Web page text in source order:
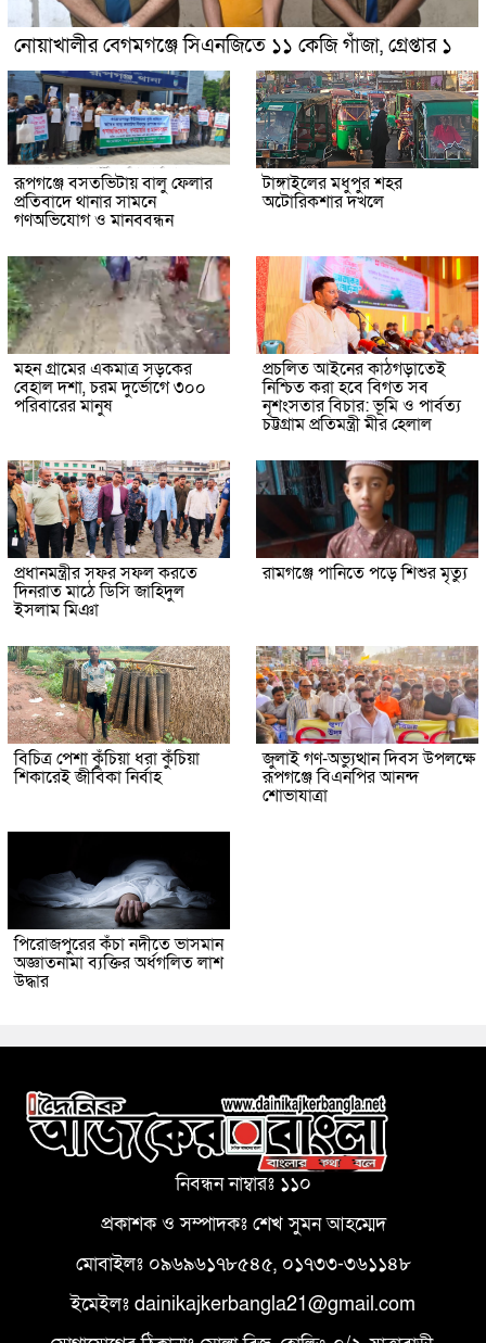
নোয়াখালীর বেগমগঞ্জে সিএনজিতে ১১ কেজি গাঁজা, গ্রেপ্তার ১
রূপগঞ্জে বসতভিটায় বালু ফেলার
প্রতিবাদে থানার সামনে
গণঅভিযোগ ও মানববন্ধন
টাঙ্গাইলের মধুপুর শহর
অটোরিকশার দখলে
মহন গ্রামের একমাত্র সড়কের
বেহাল দশা, চরম দুর্ভোগে ৩০০
পরিবারের মানুষ
প্রচলিত আইনের কাঠগড়াতেই
নিশ্চিত করা হবে বিগত সব
নৃশংসতার বিচার: ভূমি ও পার্বত্য
চট্টগ্রাম প্রতিমন্ত্রী মীর হেলাল
প্রধানমন্ত্রীর সফর সফল করতে
দিনরাত মাঠে ডিসি জাহিদুল
ইসলাম মিঞা
রামগঞ্জে পানিতে পড়ে শিশুর মৃত্যু
বিচিত্র পেশা কুঁচিয়া ধরা কুঁচিয়া
শিকারেই জীবিকা নির্বাহ
জুলাই গণ-অভ্যুত্থান দিবস উপলক্ষে
রূপগঞ্জে বিএনপির আনন্দ
শোভাযাত্রা
পিরোজপুরের কঁচা নদীতে ভাসমান
অজ্ঞাতনামা ব্যক্তির অর্ধগলিত লাশ
উদ্ধার
নিবন্ধন নাম্বারঃ ১১০
প্রকাশক ও সম্পাদকঃ শেখ সুমন আহম্মেদ
মোবাইলঃ ০৯৬৯৬১৭৮৫৪৫, ০১৭৩৩-৩৬১১৪৮
ইমেইলঃ dainikajkerbangla21@gmail.com